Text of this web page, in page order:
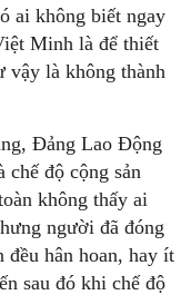
ai không biết ngay
Minh là để thiết
vậy là không thành
Đảng Lao Động
chế độ cộng sản
không thấy ai
người đã đóng
đều hân hoan, hay ít
sau đó khi chế độ